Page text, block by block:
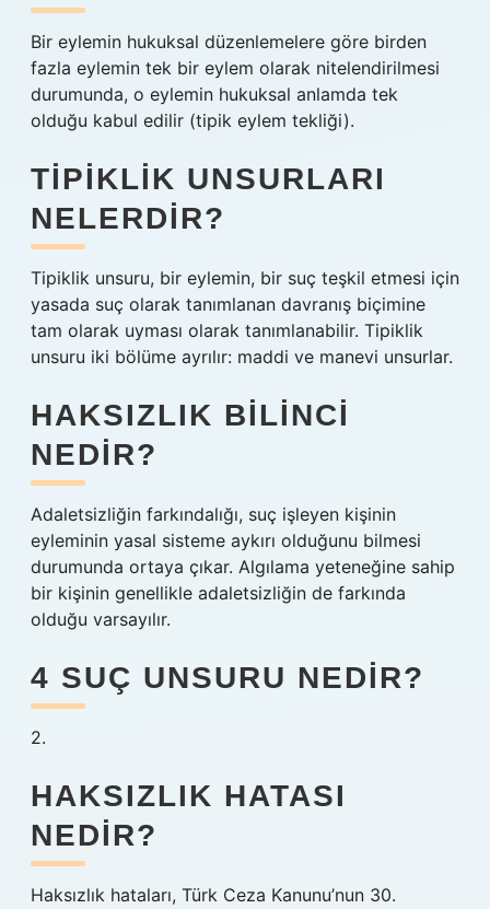
Bir eylemin hukuksal düzenlemelere göre birden
fazla eylemin tek bir eylem olarak nitelendirilmesi
durumunda, o eylemin hukuksal anlamda tek
olduğu kabul edilir (tipik eylem tekliği).
TIPIKLIK UNSURLARI
NELERDIR?
Tipiklik unsuru, bir eylemin, bir suç teşkil etmesi için
yasada suç olarak tanımlanan davranış biçimine
tam olarak uyması olarak tanımlanabilir. Tipiklik
unsuru iki bölüme ayrılır: maddi ve manevi unsurlar.
HAKSIZLIK BILINCI
NEDIR?
Adaletsizliğin farkındalığı, suç işleyen kişinin
eyleminin yasal sisteme aykırı olduğunu bilmesi
durumunda ortaya çıkar. Algılama yeteneğine sahip
bir kişinin genellikle adaletsizliğin de farkında
olduğu varsayılır.
4 SUÇ UNSURU NEDIR?
2.
HAKSIZLIK HATASI
NEDIR?
Haksızlık hataları, Türk Ceza Kanunu’nun 30.